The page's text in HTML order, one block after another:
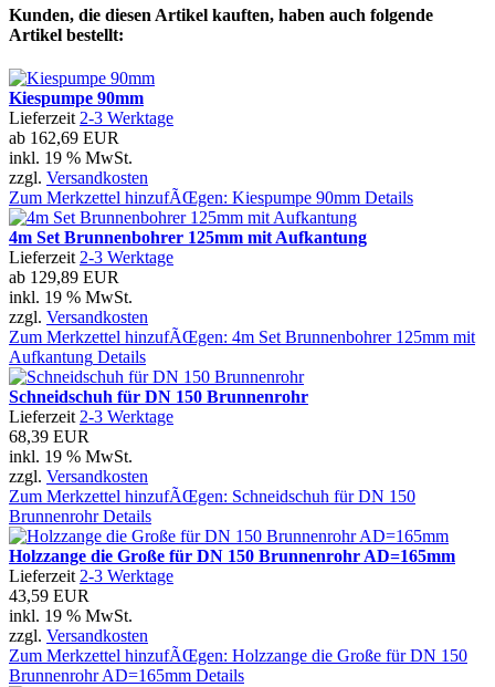
Kunden, die diesen Artikel kauften, haben auch folgende
Artikel bestellt:
Kiespumpe 90mm
Lieferzeit2-3 Werktage
ab 162,69 EUR
inkl. 19 % MwSt.
zzgl. Versandkosten
Zum Merkzettel hinzufÃŒgen: Kiespumpe 90mm Details
4m Set Brunnenbohrer 125mm mit Aufkantung
Lieferzeit2-3 Werktage
ab 129,89 EUR
inkl. 19 % MwSt.
zzgl. Versandkosten
Zum Merkzettel hinzufÃŒgen: 4m Set Brunnenbohrer 125mm mit
Aufkantung Details
Schneidschuh für DN 150 Brunnenrohr
Lieferzeit2-3 Werktage
68,39 EUR
inkl. 19 % MwSt.
zzgl. Versandkosten
Zum Merkzettel hinzufÃŒgen: Schneidschuh für DN 150
Brunnenrohr Details
Holzzange die Große für DN 150 Brunnenrohr AD=165mm
Lieferzeit2-3 Werktage
43,59 EUR
inkl. 19 % MwSt.
zzgl. Versandkosten
Zum Merkzettel hinzufÃŒgen: Holzzange die Große für DN 150
Brunnenrohr AD=165mm Details